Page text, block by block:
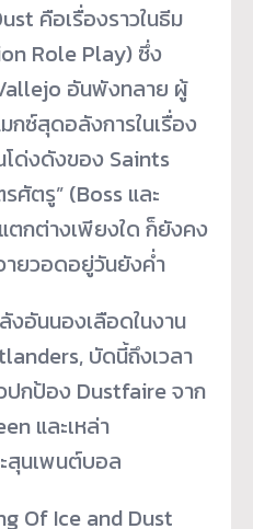
คือเรื่องราวในธีม
Role Play) ซึ่ง
อันพังทลาย ผู้
กซ์สุดอลังการในเรื่อง
ด่งดังของ Saints
ศัตรู” (Boss และ
ตกต่างเพียงใด ก็ยังคง
ายวอดอยู่วันยังค่ำ
อันนองเลือดในงาน
บัดนี้ถึงเวลา
ปกป้อง Dustfaire จาก
และเหล่า
สุนเพนต์บอล
Of Ice and Dust